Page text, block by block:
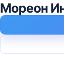
Мореон